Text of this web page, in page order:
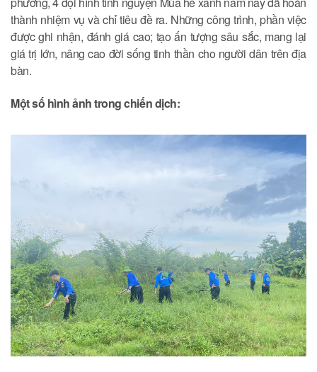
thành nhiệm vụ và chỉ tiêu đề ra. Những công trình, phần việc
được ghi nhận, đánh giá cao; tạo ấn tượng sâu sắc, mang lại
giá trị lớn, nâng cao đời sống tinh thần cho người dân trên địa
bàn.
Một số hình ảnh trong chiến dịch: